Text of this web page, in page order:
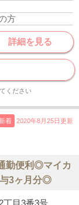
方
詳細を見る
ください
新着 2020年8月25日更新
勤便利◎マイカ
3ヶ月分◎